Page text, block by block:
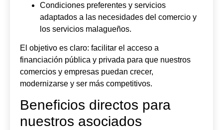
Condiciones preferentes y servicios
adaptados a las necesidades del comercio y
los servicios malagueños.
El objetivo es claro: facilitar el acceso a
financiación pública y privada para que nuestros
comercios y empresas puedan crecer,
modernizarse y ser más competitivos.
Beneficios directos para
nuestros asociados